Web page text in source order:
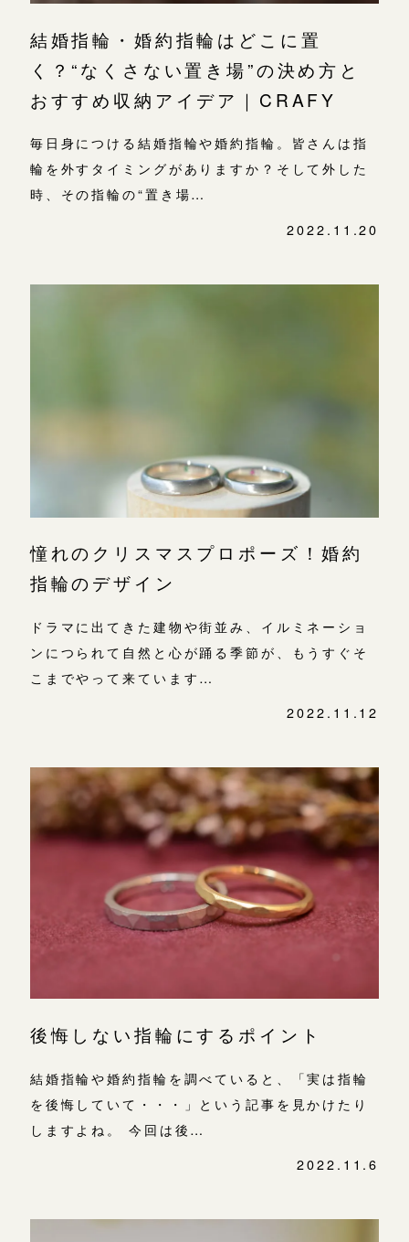
結婚指輪・婚約指輪はどこに置
く？“なくさない置き場”の決め方と
おすすめ収納アイデア｜CRAFY
毎日身につける結婚指輪や婚約指輪。皆さんは指
輪を外すタイミングがありますか？そして外した
時、その指輪の“置き場…
2022.11.20
憧れのクリスマスプロポーズ！婚約
指輪のデザイン
ドラマに出てきた建物や街並み、イルミネーショ
ンにつられて自然と心が踊る季節が、もうすぐそ
こまでやって来ています…
2022.11.12
後悔しない指輪にするポイント
結婚指輪や婚約指輪を調べていると、「実は指輪
を後悔していて・・・」という記事を見かけたり
しますよね。 今回は後…
2022.11.6